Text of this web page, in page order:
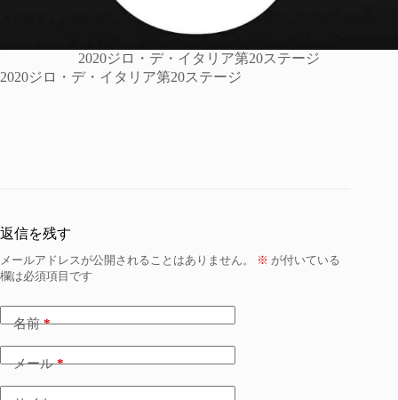
2020ジロ・デ・イタリア第20ステージ
2020ジロ・デ・イタリア第20ステージ
返信を残す
メールアドレスが公開されることはありません。 ※ が付いている
欄は必須項目です
名前*
メール*